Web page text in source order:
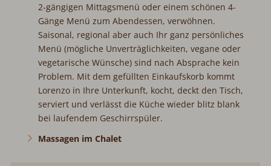
2-gängigen Mittagsmenü oder einem schönen 4-
Gänge Menü zum Abendessen, verwöhnen.
Saisonal, regional aber auch Ihr ganz persönliches
Menü (mögliche Unverträglichkeiten, vegane oder
vegetarische Wünsche) sind nach Absprache kein
Problem. Mit dem gefüllten Einkaufskorb kommt
Lorenzo in Ihre Unterkunft, kocht, deckt den Tisch,
serviert und verlässt die Küche wieder blitz blank
bei laufendem Geschirrspüler.
Massagen im Chalet